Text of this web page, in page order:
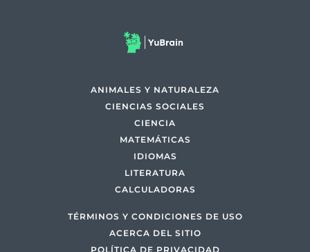
ANIMALES Y NATURALEZA
CIENCIAS SOCIALES
CIENCIA
MATEMÁTICAS
IDIOMAS
LITERATURA
CALCULADORAS
TÉRMINOS Y CONDICIONES DE USO
ACERCA DEL SITIO
POLÍTICA DE PRIVACIDAD